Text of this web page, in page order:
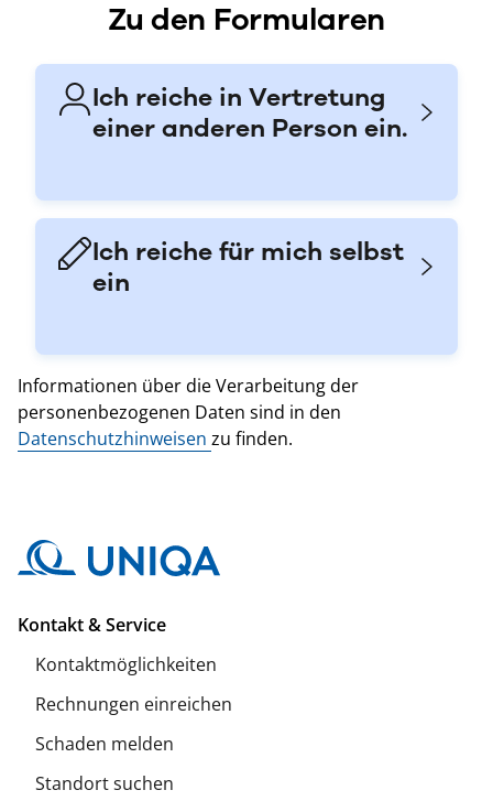
Zu den Formularen
Ich reiche in Vertretung
einer anderen Person ein.
Ich reiche für mich selbst
ein
Informationen über die Verarbeitung der
personenbezogenen Daten sind in den
Datenschutzhinweisen zu finden.
Kontakt & Service
Kontaktmöglichkeiten
Rechnungen einreichen
Schaden melden
Standort suchen